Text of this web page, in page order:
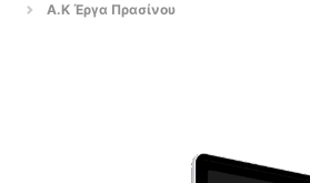
Α.Κ Έργα Πρασίνου